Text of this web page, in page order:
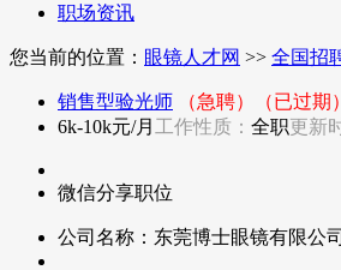
职场资讯
您当前的位置： 眼镜人才网 >> 全国招
销售型验光师 （急聘）
（已过期）
6k-10k元/月 工作性质： 全职更新
微信分享职位
公司名称： 东莞博士眼镜有限公司